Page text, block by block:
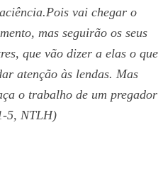
vai chegar o
mas seguirão os seus
que vão dizer a elas o que
atenção às lendas. Mas
o trabalho de um pregador
5, NTLH)